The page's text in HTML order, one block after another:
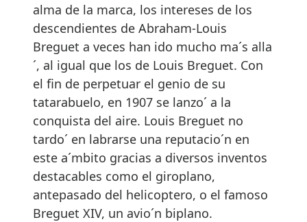
alma de la marca, los intereses de los
descendientes de Abraham-Louis
Breguet a veces han ido mucho ma´s alla
´, al igual que los de Louis Breguet. Con
el fin de perpetuar el genio de su
tatarabuelo, en 1907 se lanzo´ a la
conquista del aire. Louis Breguet no
tardo´ en labrarse una reputacio´n en
este a´mbito gracias a diversos inventos
destacables como el giroplano,
antepasado del helicoptero, o el famoso
Breguet XIV, un avio´n biplano.